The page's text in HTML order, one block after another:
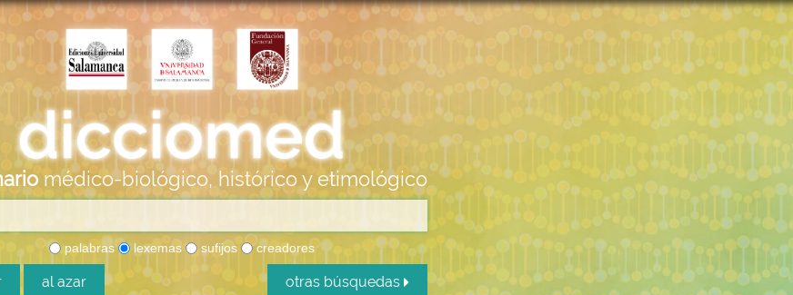
médico-biológico, histórico y etimológico
palabras lexemas sufijos creadores
al azar otras búsquedas